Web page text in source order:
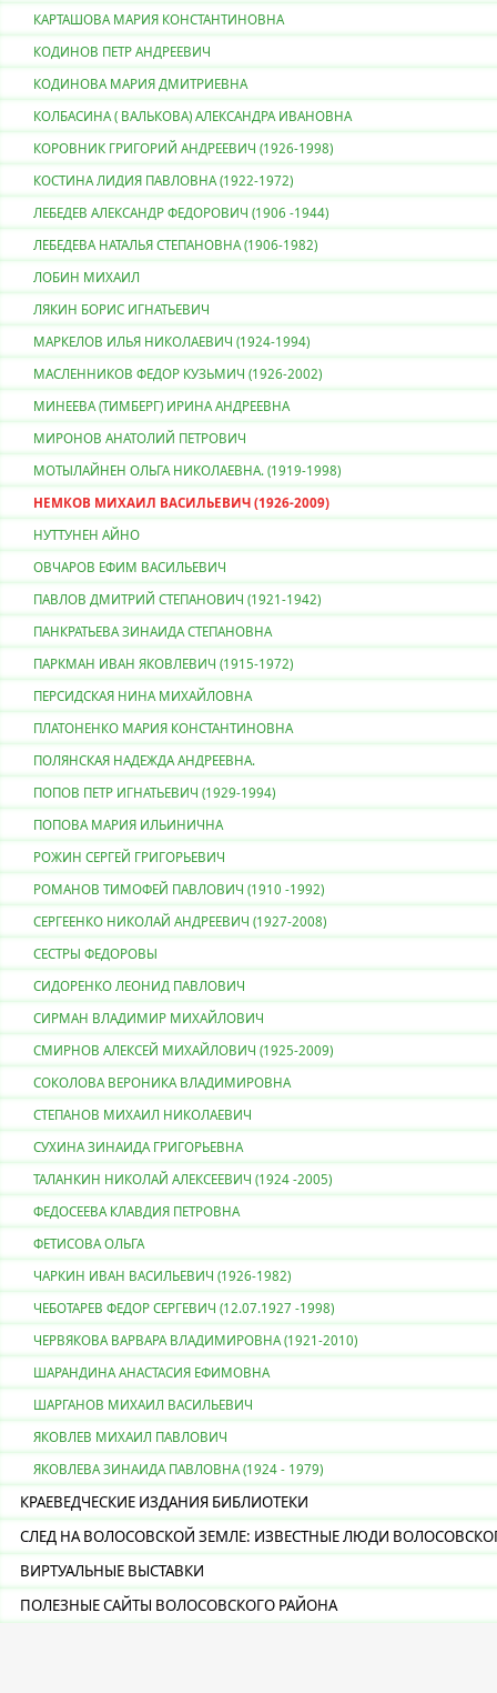
КАРТАШОВА МАРИЯ КОНСТАНТИНОВНА
КОДИНОВ ПЕТР АНДРЕЕВИЧ
КОДИНОВА МАРИЯ ДМИТРИЕВНА
КОЛБАСИНА ( ВАЛЬКОВА) АЛЕКСАНДРА ИВАНОВНА
КОРОВНИК ГРИГОРИЙ АНДРЕЕВИЧ (1926-1998)
КОСТИНА ЛИДИЯ ПАВЛОВНА (1922-1972)
ЛЕБЕДЕВ АЛЕКСАНДР ФЕДОРОВИЧ (1906 -1944)
ЛЕБЕДЕВА НАТАЛЬЯ СТЕПАНОВНА (1906-1982)
ЛОБИН МИХАИЛ
ЛЯКИН БОРИС ИГНАТЬЕВИЧ
МАРКЕЛОВ ИЛЬЯ НИКОЛАЕВИЧ (1924-1994)
МАСЛЕННИКОВ ФЕДОР КУЗЬМИЧ (1926-2002)
МИНЕЕВА (ТИМБЕРГ) ИРИНА АНДРЕЕВНА
МИРОНОВ АНАТОЛИЙ ПЕТРОВИЧ
МОТЫЛАЙНЕН ОЛЬГА НИКОЛАЕВНА. (1919-1998)
НЕМКОВ МИХАИЛ ВАСИЛЬЕВИЧ (1926-2009)
НУТТУНЕН АЙНО
ОВЧАРОВ ЕФИМ ВАСИЛЬЕВИЧ
ПАВЛОВ ДМИТРИЙ СТЕПАНОВИЧ (1921-1942)
ПАНКРАТЬЕВА ЗИНАИДА СТЕПАНОВНА
ПАРКМАН ИВАН ЯКОВЛЕВИЧ (1915-1972)
ПЕРСИДСКАЯ НИНА МИХАЙЛОВНА
ПЛАТОНЕНКО МАРИЯ КОНСТАНТИНОВНА
ПОЛЯНСКАЯ НАДЕЖДА АНДРЕЕВНА.
ПОПОВ ПЕТР ИГНАТЬЕВИЧ (1929-1994)
ПОПОВА МАРИЯ ИЛЬИНИЧНА
РОЖИН СЕРГЕЙ ГРИГОРЬЕВИЧ
РОМАНОВ ТИМОФЕЙ ПАВЛОВИЧ (1910 -1992)
СЕРГЕЕНКО НИКОЛАЙ АНДРЕЕВИЧ (1927-2008)
СЕСТРЫ ФЕДОРОВЫ
СИДОРЕНКО ЛЕОНИД ПАВЛОВИЧ
СИРМАН ВЛАДИМИР МИХАЙЛОВИЧ
СМИРНОВ АЛЕКСЕЙ МИХАЙЛОВИЧ (1925-2009)
СОКОЛОВА ВЕРОНИКА ВЛАДИМИРОВНА
СТЕПАНОВ МИХАИЛ НИКОЛАЕВИЧ
CУХИНА ЗИНАИДА ГРИГОРЬЕВНА
ТАЛАНКИН НИКОЛАЙ АЛЕКСЕЕВИЧ (1924 -2005)
ФЕДОСЕЕВА КЛАВДИЯ ПЕТРОВНА
ФЕТИСОВА ОЛЬГА
ЧАРКИН ИВАН ВАСИЛЬЕВИЧ (1926-1982)
ЧЕБОТАРЕВ ФЕДОР СЕРГЕВИЧ (12.07.1927 -1998)
ЧЕРВЯКОВА ВАРВАРА ВЛАДИМИРОВНА (1921-2010)
ШАРАНДИНА АНАСТАСИЯ ЕФИМОВНА
ШАРГАНОВ МИХАИЛ ВАСИЛЬЕВИЧ
ЯКОВЛЕВ МИХАИЛ ПАВЛОВИЧ
ЯКОВЛЕВА ЗИНАИДА ПАВЛОВНА (1924 - 1979)
КРАЕВЕДЧЕСКИЕ ИЗДАНИЯ БИБЛИОТЕКИ
СЛЕД НА ВОЛОСОВСКОЙ ЗЕМЛЕ: ИЗВЕСТНЫЕ ЛЮДИ
ВИРТУАЛЬНЫЕ ВЫСТАВКИ
ПОЛЕЗНЫЕ САЙТЫ ВОЛОСОВСКОГО РАЙОНА